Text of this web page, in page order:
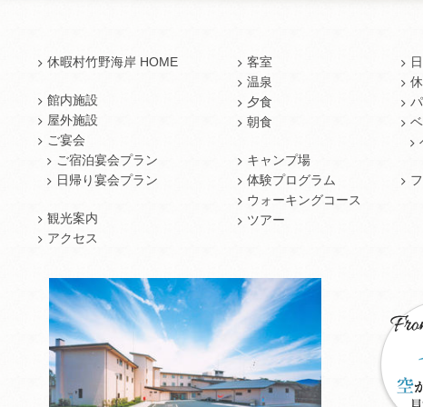
休暇村竹野海岸 HOME
館内施設
屋外施設
ご宴会
ご宿泊宴会プラン
日帰り宴会プラン
観光案内
アクセス
客室
温泉
夕食
朝食
キャンプ場
体験プログラム
ウォーキングコース
ツアー